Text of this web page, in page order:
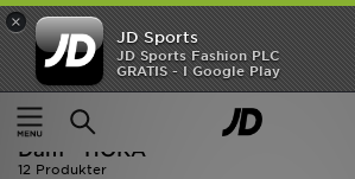
×
JD Sports
JD Sports Fashion PLC
GRATIS - I Google Play
Ny termin, ny stil Essentials för skolstarten
Hem
Dam
Dam - HOKA
12 Produkter
Hem
Rea
Nyheter